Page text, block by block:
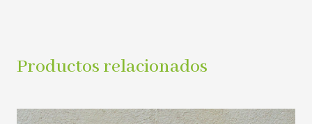
Productos relacionados